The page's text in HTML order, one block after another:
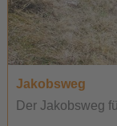
Jakobsweg
Der Jakobsweg